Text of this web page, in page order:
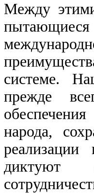
Между
пытающиеся
системе.
прежде
народа,
диктуют